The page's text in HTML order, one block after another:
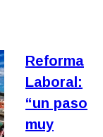
Reforma
Laboral:
“un paso
muy